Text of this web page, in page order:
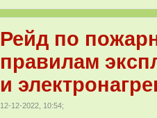
Рейд по
правилам
и
12-12-2022, 10:54;